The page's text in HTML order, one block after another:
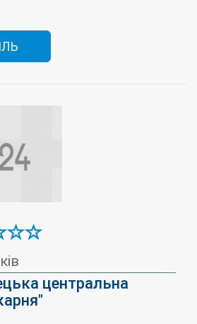
центральна